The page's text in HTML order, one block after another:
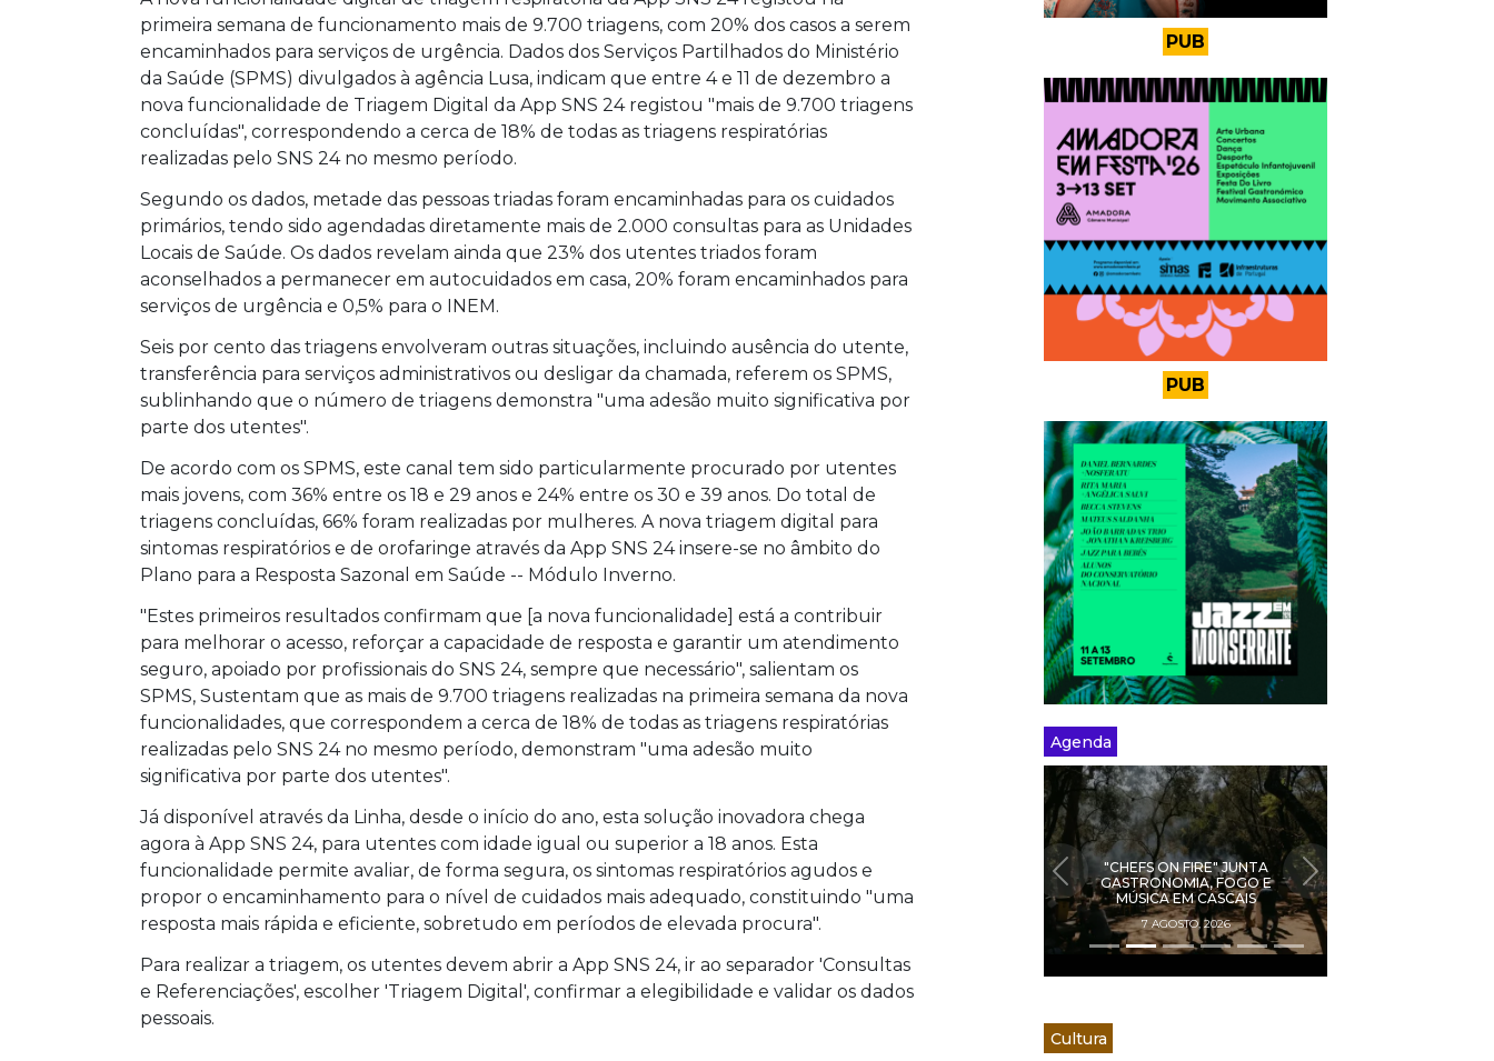
primeira semana de funcionamento mais de 9.700 triagens, com 20% dos casos a serem
encaminhados para serviços de urgência. Dados dos Serviços Partilhados do Ministério
da Saúde (SPMS) divulgados à agência Lusa, indicam que entre 4 e 11 de dezembro a
nova funcionalidade de Triagem Digital da App SNS 24 registou "mais de 9.700 triagens
concluídas", correspondendo a cerca de 18% de todas as triagens respiratórias
realizadas pelo SNS 24 no mesmo período.
Segundo os dados, metade das pessoas triadas foram encaminhadas para os cuidados
primários, tendo sido agendadas diretamente mais de 2.000 consultas para as Unidades
Locais de Saúde. Os dados revelam ainda que 23% dos utentes triados foram
aconselhados a permanecer em autocuidados em casa, 20% foram encaminhados para
serviços de urgência e 0,5% para o INEM.
Seis por cento das triagens envolveram outras situações, incluindo ausência do utente,
transferência para serviços administrativos ou desligar da chamada, referem os SPMS,
sublinhando que o número de triagens demonstra "uma adesão muito significativa por
parte dos utentes".
De acordo com os SPMS, este canal tem sido particularmente procurado por utentes
mais jovens, com 36% entre os 18 e 29 anos e 24% entre os 30 e 39 anos. Do total de
triagens concluídas, 66% foram realizadas por mulheres. A nova triagem digital para
sintomas respiratórios e de orofaringe através da App SNS 24 insere-se no âmbito do
Plano para a Resposta Sazonal em Saúde -- Módulo Inverno.
"Estes primeiros resultados confirmam que [a nova funcionalidade] está a contribuir
para melhorar o acesso, reforçar a capacidade de resposta e garantir um atendimento
seguro, apoiado por profissionais do SNS 24, sempre que necessário", salientam os
SPMS, Sustentam que as mais de 9.700 triagens realizadas na primeira semana da nova
funcionalidades, que correspondem a cerca de 18% de todas as triagens respiratórias
realizadas pelo SNS 24 no mesmo período, demonstram "uma adesão muito
significativa por parte dos utentes".
Já disponível através da Linha, desde o início do ano, esta solução inovadora chega
agora à App SNS 24, para utentes com idade igual ou superior a 18 anos. Esta
funcionalidade permite avaliar, de forma segura, os sintomas respiratórios agudos e
propor o encaminhamento para o nível de cuidados mais adequado, constituindo "uma
resposta mais rápida e eficiente, sobretudo em períodos de elevada procura".
Para realizar a triagem, os utentes devem abrir a App SNS 24, ir ao separador 'Consultas
e Referenciações', escolher 'Triagem Digital', confirmar a elegibilidade e validar os dados
pessoais.
PUB
PUB
Agenda
"CHEFS ON FIRE" JUNTA
GASTRONOMIA, FOGO E
MÚSICA EM CASCAIS
7 AGOSTO, 2026
PREVIOUS NEXT
Cultura